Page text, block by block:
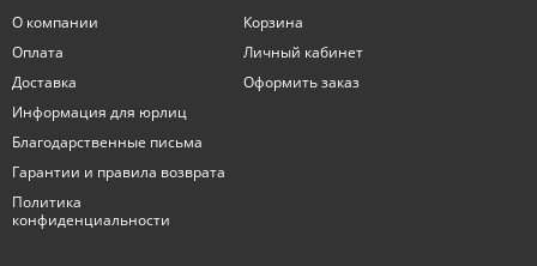
О компании
Оплата
Доставка
Информация для юрлиц
Благодарственные письма
Гарантии и правила возврата
Политика
конфиденциальности
Корзина
Личный кабинет
Оформить заказ